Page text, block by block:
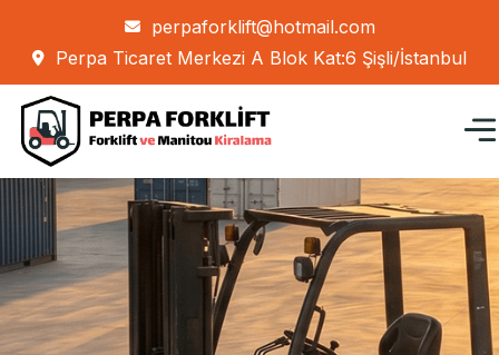
perpaforklift@hotmail.com
Perpa Ticaret Merkezi A Blok Kat:6 Şişli/İstanbul